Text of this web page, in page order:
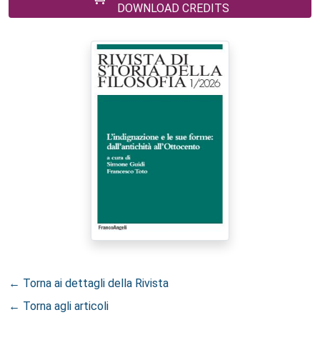
DOWNLOAD CREDITS
← Torna ai dettagli della Rivista
← Torna agli articoli